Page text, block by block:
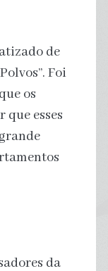
de
Foi
os
esses
da